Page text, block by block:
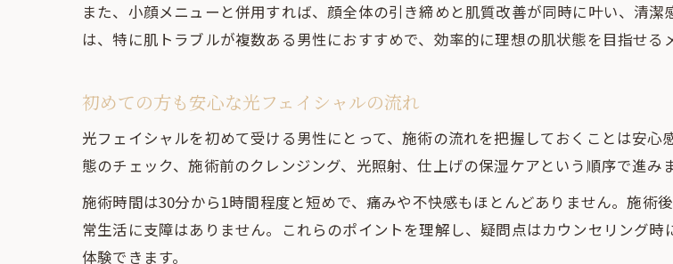
また、小顔メニューと併用すれば、顔全体の引き締めと肌質改善が同時に叶い、清
は、特に肌トラブルが複数ある男性におすすめで、効率的に理想の肌状態を目指せる
初めての方も安心な光フェイシャルの流れ
光フェイシャルを初めて受ける男性にとって、施術の流れを把握しておくことは安
態のチェック、施術前のクレンジング、光照射、仕上げの保湿ケアという順序で進みま
施術時間は30分から1時間程度と短めで、痛みや不快感もほとんどありません。施術
常生活に支障はありません。これらのポイントを理解し、疑問点はカウンセリング
体験できます。